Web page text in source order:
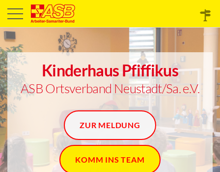
Kinderhaus Pfiffikus
ASB Ortsverband Neustadt/Sa. e.V.
ZUR MELDUNG
KOMM INS TEAM